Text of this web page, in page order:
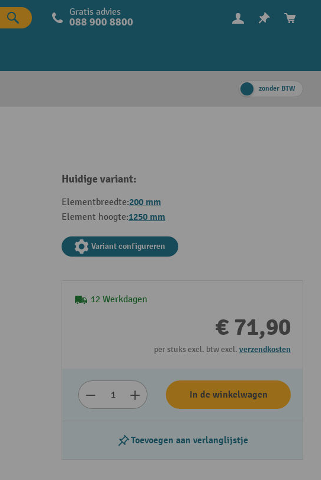
Gratis advies
088 900 8800
zonder BTW
Huidige variant:
Elementbreedte:200 mm
Element hoogte:1250 mm
Variant configureren
12 Werkdagen
€ 71,90
per stuks excl. btw excl. verzendkosten
In de winkelwagen
Toevoegen aan verlanglijstje